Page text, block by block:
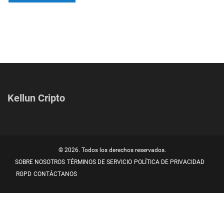
Kellun Cripto
© 2026. Todos los derechos reservados.
SOBRE NOSOTROS TÉRMINOS DE SERVICIO POLÍTICA DE PRIVACIDAD
RGPD CONTÁCTANOS